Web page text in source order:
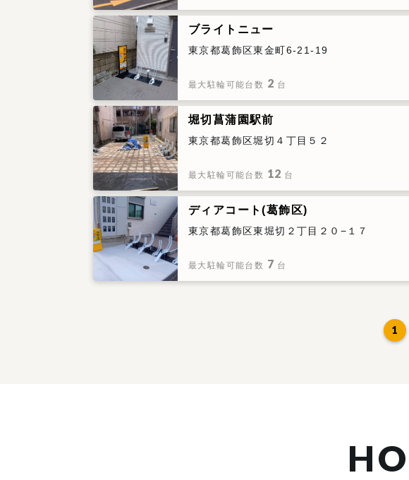
ブライトニュー
東京都葛飾区東金町6-21-19
最大駐輪可能台数 2 台
堀切菖蒲園駅前
東京都葛飾区堀切４丁目５２
最大駐輪可能台数 12 台
ディアコート(葛飾区)
東京都葛飾区東堀切２丁目２０−１７
最大駐輪可能台数 7 台
1